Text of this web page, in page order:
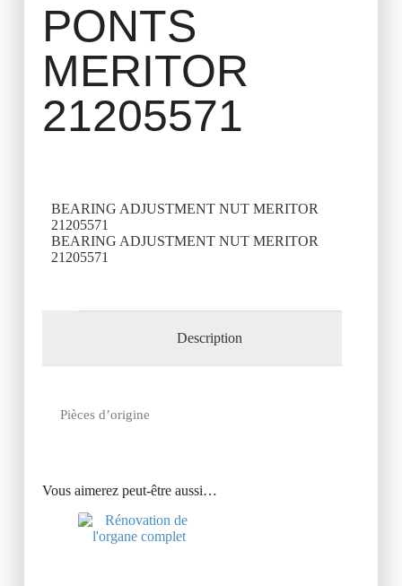
PONTS
MERITOR
21205571
BEARING ADJUSTMENT NUT MERITOR
21205571
BEARING ADJUSTMENT NUT MERITOR
21205571
Description
Pièces d’origine
Vous aimerez peut-être aussi…